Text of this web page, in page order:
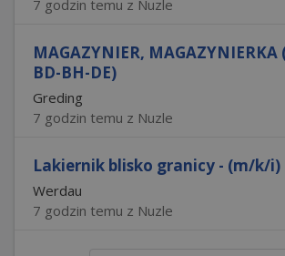
7 godzin temu z Nuzle
MAGAZYNIER, MAGAZYNIERKA
BD-BH-DE)
Greding
7 godzin temu z Nuzle
Lakiernik blisko granicy - (m/k/i)
Werdau
7 godzin temu z Nuzle